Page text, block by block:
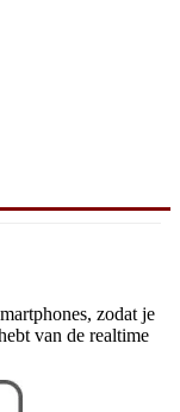
zodat je
van de realtime